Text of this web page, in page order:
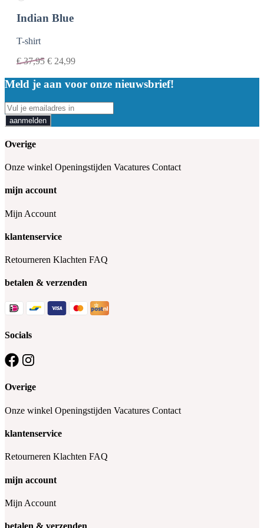
Indian Blue
T-shirt
€37,95 € 24,99
Meld je aan voor onze nieuwsbrief!
aanmelden
Overige
Onze winkel Openingstijden Vacatures Contact
mijn account
Mijn Account
klantenservice
Retourneren Klachten FAQ
betalen & verzenden
Socials
Overige
Onze winkel Openingstijden Vacatures Contact
klantenservice
Retourneren Klachten FAQ
mijn account
Mijn Account
betalen & verzenden